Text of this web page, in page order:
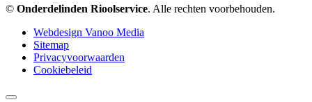
© Onderdelinden Rioolservice. Alle rechten voorbehouden.
Webdesign Vanoo Media
Sitemap
Privacyvoorwaarden
Cookiebeleid